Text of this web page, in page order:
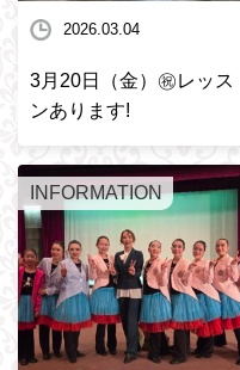
2026.03.04
3月20日（金）㊗️レッス
ンあります!
INFORMATION